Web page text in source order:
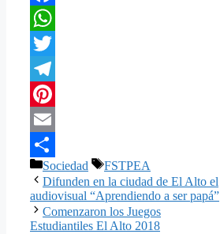
Facebook
WhatsApp
Twitter
Telegram
Pinterest
Email
Compartir
Categorías
Sociedad Etiquetas
FSTPEA
Difunden en la ciudad de El Alto el
audiovisual “Aprendiendo a ser papá”
Comenzaron los Juegos
Estudiantiles El Alto 2018